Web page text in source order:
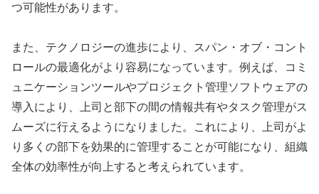
つ可能性があります。
また、テクノロジーの進歩により、スパン・オブ・コント
ロールの最適化がより容易になっています。例えば、コミ
ュニケーションツールやプロジェクト管理ソフトウェアの
導入により、上司と部下の間の情報共有やタスク管理がス
ムーズに行えるようになりました。これにより、上司がよ
り多くの部下を効果的に管理することが可能になり、組織
全体の効率性が向上すると考えられています。